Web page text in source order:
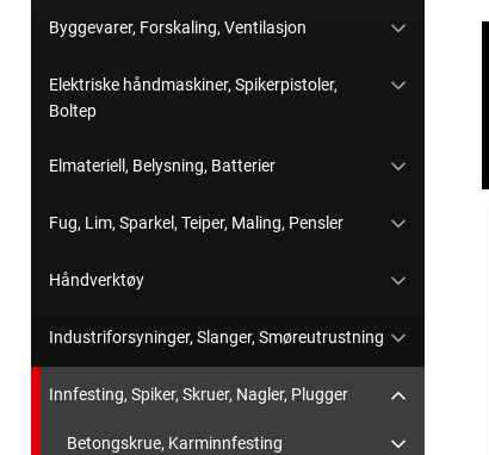
Byggevarer, Forskaling, Ventilasjon
Elektriske håndmaskiner, Spikerpistoler,
Boltep
Elmateriell, Belysning, Batterier
Fug, Lim, Sparkel, Teiper, Maling, Pensler
Håndverktøy
Industriforsyninger, Slanger, Smøreutrustning
Innfesting, Spiker, Skruer, Nagler, Plugger
Betongskrue, Karminnfesting